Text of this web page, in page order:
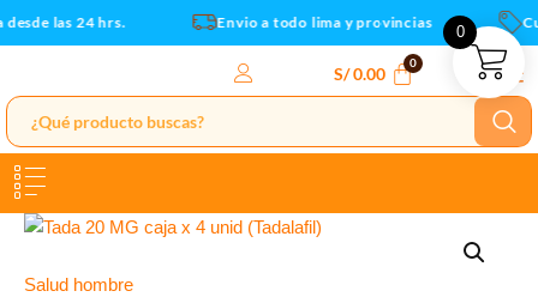
al
las 24 hrs. Envio a todo lima y provincias
S/0.00
Salud hombre
Tada
MG
0
unid
cantidad